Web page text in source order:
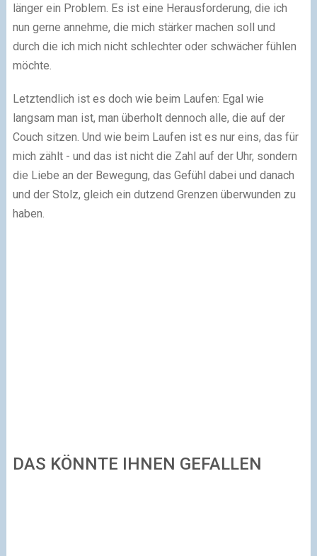
länger ein Problem. Es ist eine Herausforderung, die ich
nun gerne annehme, die mich stärker machen soll und
durch die ich mich nicht schlechter oder schwächer fühlen
möchte.
Letztendlich ist es doch wie beim Laufen: Egal wie
langsam man ist, man überholt dennoch alle, die auf der
Couch sitzen. Und wie beim Laufen ist es nur eins, das für
mich zählt - und das ist nicht die Zahl auf der Uhr, sondern
die Liebe an der Bewegung, das Gefühl dabei und danach
und der Stolz, gleich ein dutzend Grenzen überwunden zu
haben.
DAS KÖNNTE IHNEN GEFALLEN